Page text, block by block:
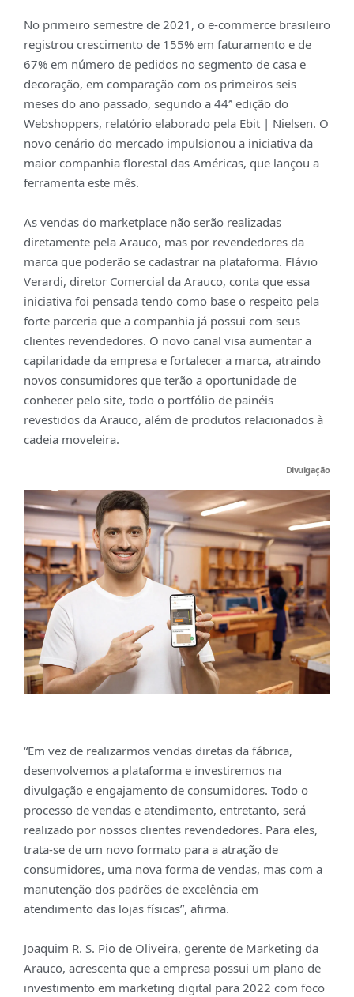
No primeiro semestre de 2021, o e-commerce brasileiro
registrou crescimento de 155% em faturamento e de
67% em número de pedidos no segmento de casa e
decoração, em comparação com os primeiros seis
meses do ano passado, segundo a 44ª edição do
Webshoppers, relatório elaborado pela Ebit | Nielsen. O
novo cenário do mercado impulsionou a iniciativa da
maior companhia florestal das Américas, que lançou a
ferramenta este mês.
As vendas do marketplace não serão realizadas
diretamente pela Arauco, mas por revendedores da
marca que poderão se cadastrar na plataforma. Flávio
Verardi, diretor Comercial da Arauco, conta que essa
iniciativa foi pensada tendo como base o respeito pela
forte parceria que a companhia já possui com seus
clientes revendedores. O novo canal visa aumentar a
capilaridade da empresa e fortalecer a marca, atraindo
novos consumidores que terão a oportunidade de
conhecer pelo site, todo o portfólio de painéis
revestidos da Arauco, além de produtos relacionados à
cadeia moveleira.
Divulgação
“Em vez de realizarmos vendas diretas da fábrica,
desenvolvemos a plataforma e investiremos na
divulgação e engajamento de consumidores. Todo o
processo de vendas e atendimento, entretanto, será
realizado por nossos clientes revendedores. Para eles,
trata-se de um novo formato para a atração de
consumidores, uma nova forma de vendas, mas com a
manutenção dos padrões de excelência em
atendimento das lojas físicas”, afirma.
Joaquim R. S. Pio de Oliveira, gerente de Marketing da
Arauco, acrescenta que a empresa possui um plano de
investimento em marketing digital para 2022 com foco